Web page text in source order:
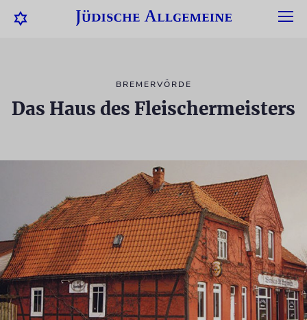
BREMERVÖRDE
Das Haus des Fleischermeisters